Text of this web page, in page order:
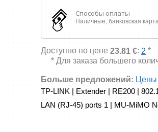
Способы оплаты
Наличные, банковская
Доступно по цене 23.81 €: 2 *
* Для заказа большего
Больше предложений: Цены
TP-LINK | Extender | RE200 |
LAN (RJ-45) ports 1 | MU-MiMO